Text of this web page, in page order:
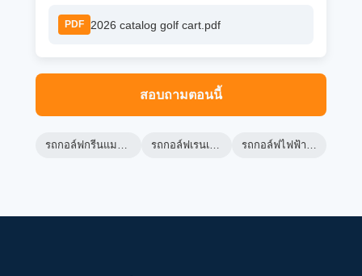
PDF 2026 catalog golf cart.pdf
สอบถามตอนนี้
รถกอล์ฟกรีนแมชชีน รถกอล์ฟเรนเจอร์ รถกอล์ฟไฟฟ้า lsv